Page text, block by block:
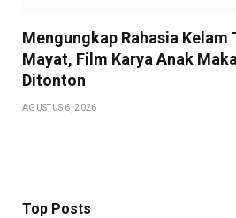
Mengungkap Rahasia Kelam
Mayat, Film Karya Anak
Ditonton
AGUSTUS 6, 2026
Top Posts